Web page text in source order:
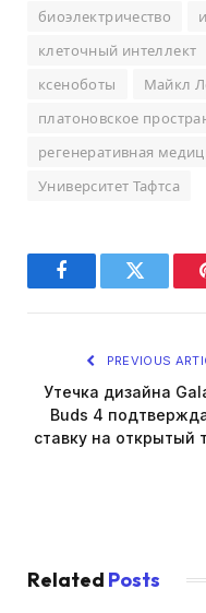
биоэлектричество
клеточный интеллект
ксеноботы
Майкл
платоновское
регенеративная
Университет Тафтса
FacebookTwitter
PREVIOUS
Утечка дизайна
Buds 4
ставку на открытый
Related Posts